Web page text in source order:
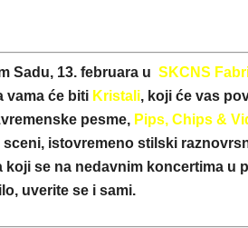
Sadu, 13. februara u SKCNS
vama će biti Kristali, koji će vas
pesme, Pips, Chips &
istovremeno stilski
koji se na nedavnim koncertima u
uverite se i sami.